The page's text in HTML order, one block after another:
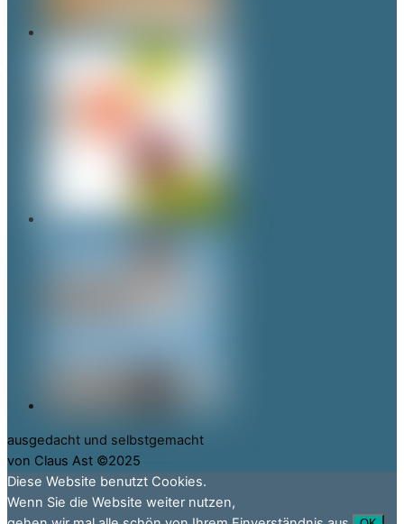
ausgedacht und selbstgemacht
von Claus Ast ©2025
Diese Website benutzt Cookies.
Wenn Sie die Website weiter nutzen,